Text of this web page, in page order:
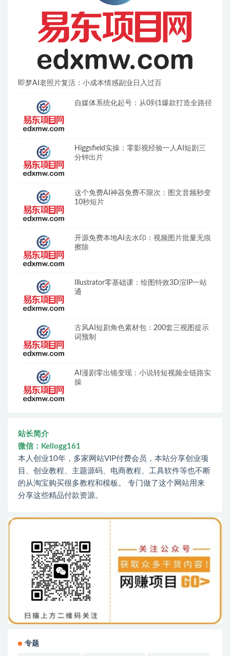
即梦AI老照片复活：小成本情感副业日入过百
自媒体系统化起号：从0到1爆款打造全路径
Higgsfield实操：零影视经验一人AI短剧三
分钟出片
这个免费AI神器免费不限次：图文音频秒变
10秒短片
开源免费本地AI去水印：视频图片批量无痕
擦除
Illustrator零基础课：绘图特效3D渲IP一站
通
古风AI短剧角色素材包：200套三视图提示
词预制
AI漫剧零出镜变现：小说转短视频全链路实
操
站长简介
微信：Kellogg161
本人创业10年，多家网站VIP付费会员，本站分享创业项
目、创业教程、主题源码、电商教程、工具软件等也不断
的从淘宝购买很多教程和模板。 专门做了这个网站用来
分享这些精品付款资源。
专题